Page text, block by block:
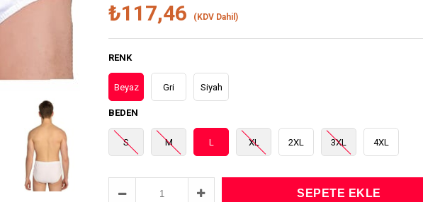
₺117,46 (KDV Dahil)
RENK
Beyaz Gri Siyah
BEDEN
S M L XL 2XL 3XL 4XL